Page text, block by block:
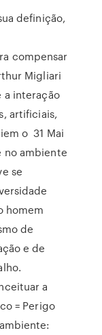
definição,
compensar
Migliari
a interação
artificiais,
o 31 Mai
no ambiente
se
homem
de
e de
a
= Perigo